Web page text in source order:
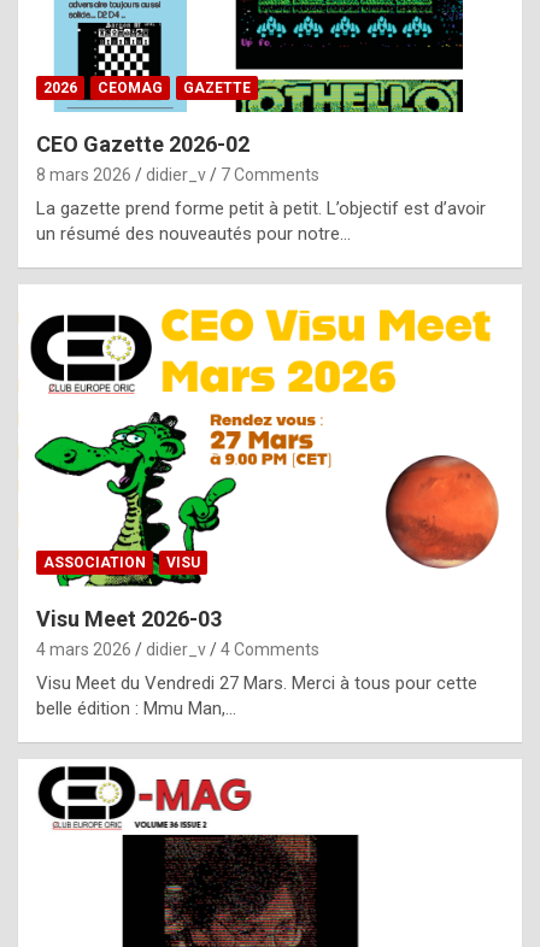
e
b
y
g
e
n
u
i
n
e
R
o
p
l
c
h
i
s
t
2026 CEOMAG GAZETTE
CEO Gazette 2026-02
8 mars 2026 didier_v 7 Comments
La gazette prend forme petit à petit. L’objectif est d’avoir
un résumé des nouveautés pour notre…
ASSOCIATION VISU
Visu Meet 2026-03
4 mars 2026 didier_v 4 Comments
Visu Meet du Vendredi 27 Mars. Merci à tous pour cette
belle édition : Mmu Man,…